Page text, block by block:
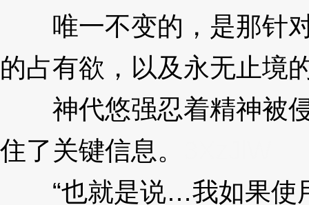
唯一不变的，是那针对
的占有欲，以及永无止境
神代悠强忍着精神被侵
住了关键信息。
“也就是说…我如果使